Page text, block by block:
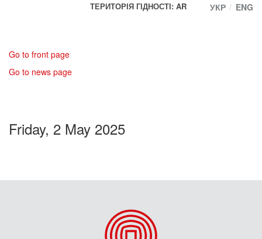
ТЕРИТОРІЯ ГІДНОСТІ: AR
УКР ENG
Go to front page
Go to news page
Friday, 2 May 2025